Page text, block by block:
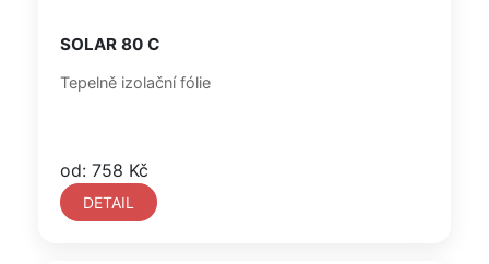
SOLAR 80 C
Tepelně izolační fólie
od: 758 Kč
DETAIL